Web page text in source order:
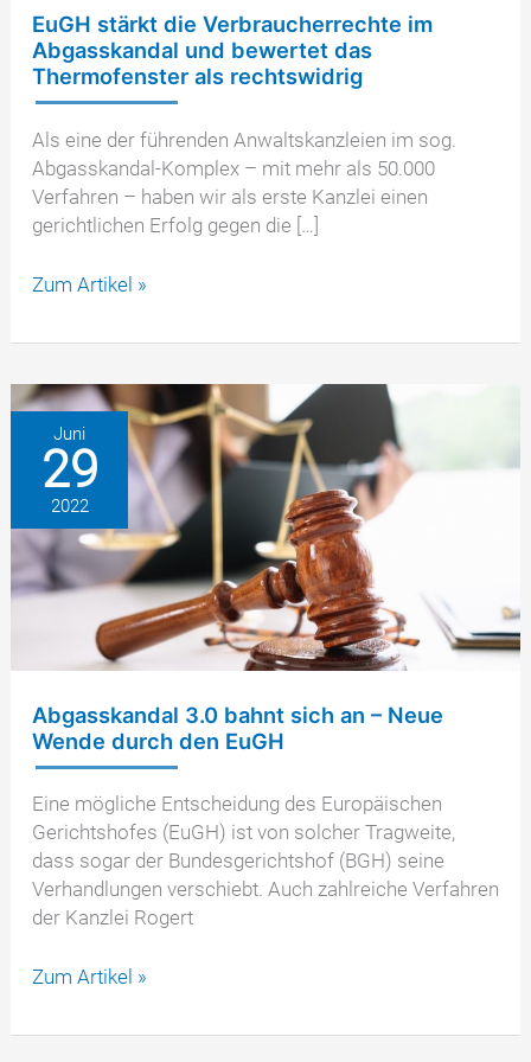
EuGH stärkt die Verbraucherrechte im
Abgasskandal und bewertet das
Thermofenster als rechtswidrig
Als eine der führenden Anwaltskanzleien im sog.
Abgasskandal-Komplex – mit mehr als 50.000
Verfahren – haben wir als erste Kanzlei einen
gerichtlichen Erfolg gegen die […]
EuGH
die
im
Abgasskandal
und
bewertet
das
Thermofenster
als
rechtswidrig
Zum Artikel »
Juni
29
2022
Abgasskandal 3.0 bahnt sich an – Neue
Wende durch den EuGH
Eine mögliche Entscheidung des Europäischen
Gerichtshofes (EuGH) ist von solcher Tragweite,
dass sogar der Bundesgerichtshof (BGH) seine
Verhandlungen verschiebt. Auch zahlreiche Verfahren
der Kanzlei Rogert
Abgasskandal
bahnt
Zum Artikel »